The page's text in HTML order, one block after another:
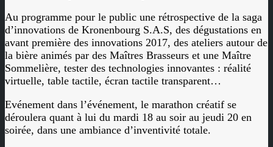
Au programme pour le public une rétrospective de la saga
d’innovations de Kronenbourg S.A.S, des dégustations en
avant première des innovations 2017, des ateliers autour de
la bière animés par des Maîtres Brasseurs et une Maître
Sommelière, tester des technologies innovantes : réalité
virtuelle, table tactile, écran tactile transparent…
Evénement dans l’événement, le marathon créatif se
déroulera quant à lui du mardi 18 au soir au jeudi 20 en
soirée, dans une ambiance d’inventivité totale.